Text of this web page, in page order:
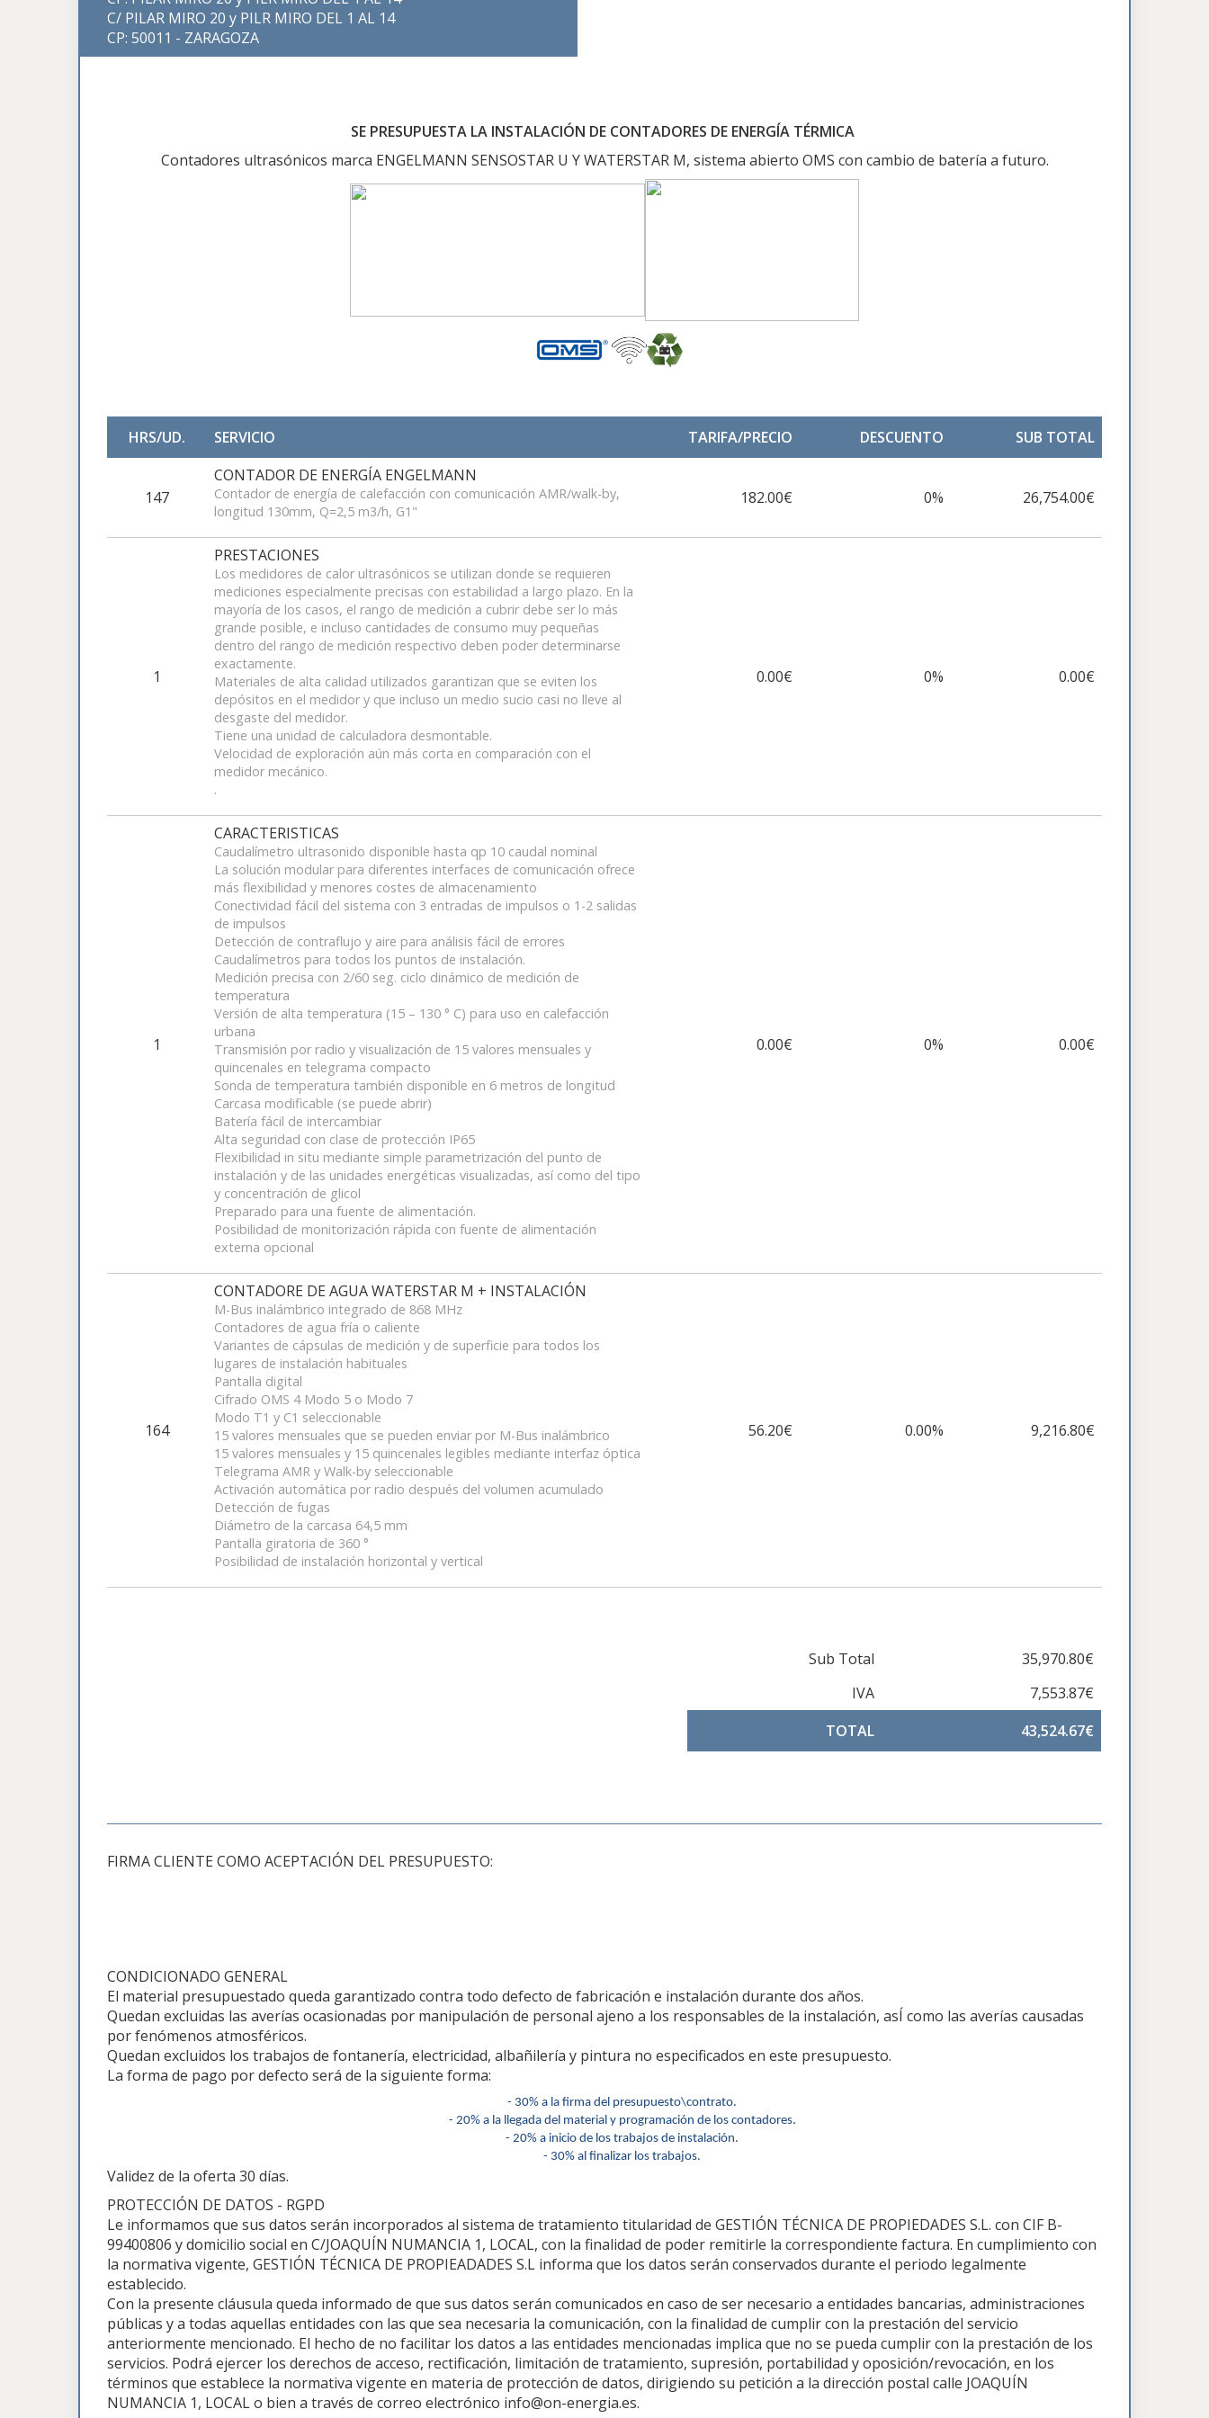
C/ PILAR MIRO 20 y PILR MIRO DEL 1 AL 14
CP: 50011 - ZARAGOZA
SE PRESUPUESTA LA INSTALACIÓN DE CONTADORES DE ENERGÍA TÉRMICA
Contadores ultrasónicos marca ENGELMANN SENSOSTAR U Y WATERSTAR M, sistema abierto OMS con cambio de batería a futuro.
HRS/UD. SERVICIO TARIFA/PRECIO DESCUENTO SUB TOTAL
147
CONTADOR DE ENERGÍA ENGELMANN
Contador de energía de calefacción con comunicación AMR/walk-by,
longitud 130mm, Q=2,5 m3/h, G1"
182.00€ 0% 26,754.00€
1
PRESTACIONES
Los medidores de calor ultrasónicos se utilizan donde se requieren
mediciones especialmente precisas con estabilidad a largo plazo. En la
mayoría de los casos, el rango de medición a cubrir debe ser lo más
grande posible, e incluso cantidades de consumo muy pequeñas
dentro del rango de medición respectivo deben poder determinarse
exactamente.
Materiales de alta calidad utilizados garantizan que se eviten los
depósitos en el medidor y que incluso un medio sucio casi no lleve al
desgaste del medidor.
Tiene una unidad de calculadora desmontable.
Velocidad de exploración aún más corta en comparación con el
medidor mecánico.
.
0.00€ 0% 0.00€
1
CARACTERISTICAS
Caudalímetro ultrasonido disponible hasta qp 10 caudal nominal
La solución modular para diferentes interfaces de comunicación ofrece
más flexibilidad y menores costes de almacenamiento
Conectividad fácil del sistema con 3 entradas de impulsos o 1-2 salidas
de impulsos
Detección de contraflujo y aire para análisis fácil de errores
Caudalímetros para todos los puntos de instalación.
Medición precisa con 2/60 seg. ciclo dinámico de medición de
temperatura
Versión de alta temperatura (15 – 130 ° C) para uso en calefacción
urbana
Transmisión por radio y visualización de 15 valores mensuales y
quincenales en telegrama compacto
Sonda de temperatura también disponible en 6 metros de longitud
Carcasa modificable (se puede abrir)
Batería fácil de intercambiar
Alta seguridad con clase de protección IP65
Flexibilidad in situ mediante simple parametrización del punto de
instalación y de las unidades energéticas visualizadas, así como del tipo
y concentración de glicol
Preparado para una fuente de alimentación.
Posibilidad de monitorización rápida con fuente de alimentación
externa opcional
0.00€ 0% 0.00€
164
CONTADORE DE AGUA WATERSTAR M + INSTALACIÓN
M-Bus inalámbrico integrado de 868 MHz
Contadores de agua fría o caliente
Variantes de cápsulas de medición y de superficie para todos los
lugares de instalación habituales
Pantalla digital
Cifrado OMS 4 Modo 5 o Modo 7
Modo T1 y C1 seleccionable
15 valores mensuales que se pueden enviar por M-Bus inalámbrico
15 valores mensuales y 15 quincenales legibles mediante interfaz óptica
Telegrama AMR y Walk-by seleccionable
Activación automática por radio después del volumen acumulado
Detección de fugas
Diámetro de la carcasa 64,5 mm
Pantalla giratoria de 360 ​​°
Posibilidad de instalación horizontal y vertical
56.20€ 0.00% 9,216.80€
Sub Total
35,970.80€
IVA
7,553.87€
TOTAL
43,524.67€
FIRMA CLIENTE COMO ACEPTACIÓN DEL PRESUPUESTO:
CONDICIONADO GENERAL
El material presupuestado queda garantizado contra todo defecto de fabricación e instalación durante dos años.
Quedan excluidas las averías ocasionadas por manipulación de personal ajeno a los responsables de la instalación, asÍ como las averías causadas
por fenómenos atmosféricos.
Quedan excluidos los trabajos de fontanería, electricidad, albañilería y pintura no especificados en este presupuesto.
La forma de pago por defecto será de la siguiente forma:
- 30% a la firma del presupuesto\contrato.
- 20% a la llegada del material y programación de los contadores.
- 20% a inicio de los trabajos de instalación.
- 30% al finalizar los trabajos.
Validez de la oferta 30 días.
PROTECCIÓN DE DATOS - RGPD
Le informamos que sus datos serán incorporados al sistema de tratamiento titularidad de GESTIÓN TÉCNICA DE PROPIEDADES S.L. con CIF B-
99400806 y domicilio social en C/JOAQUÍN NUMANCIA 1, LOCAL, con la finalidad de poder remitirle la correspondiente factura. En cumplimiento con
la normativa vigente, GESTIÓN TÉCNICA DE PROPIEADADES S.L informa que los datos serán conservados durante el periodo legalmente
establecido.
Con la presente cláusula queda informado de que sus datos serán comunicados en caso de ser necesario a entidades bancarias, administraciones
públicas y a todas aquellas entidades con las que sea necesaria la comunicación, con la finalidad de cumplir con la prestación del servicio
anteriormente mencionado. El hecho de no facilitar los datos a las entidades mencionadas implica que no se pueda cumplir con la prestación de los
servicios. Podrá ejercer los derechos de acceso, rectificación, limitación de tratamiento, supresión, portabilidad y oposición/revocación, en los
términos que establece la normativa vigente en materia de protección de datos, dirigiendo su petición a la dirección postal calle JOAQUÍN
NUMANCIA 1, LOCAL o bien a través de correo electrónico info@on-energia.es.